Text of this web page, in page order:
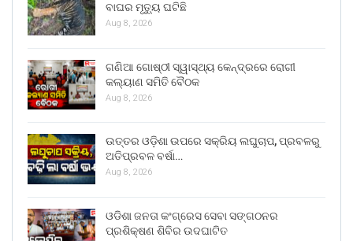
ବାଘର ମୃତ୍ୟୁ ଘଟିଛି
Aug 8, 2026
ଗଣିଆ ଗୋଷ୍ଠୀ ସ୍ୱାସ୍ଥ୍ୟ କେନ୍ଦ୍ରରେ ରୋଗୀ
କଲ୍ୟାଣ ସମିତି ବୈଠକ
Aug 8, 2026
ଉତ୍ତର ଓଡ଼ିଶା ଉପରେ ସକ୍ରିୟ ଲଘୁଚାପ, ପ୍ରବଳରୁ
ଅତିପ୍ରବଳ ବର୍ଷା…
Aug 8, 2026
ଓଡିଶା ଜନତା କଂଗ୍ରେସ ସେବା ସଙ୍ଗଠନର
ପ୍ରଶିକ୍ଷଣ ଶିବିର ଉଦଘାଟିତ